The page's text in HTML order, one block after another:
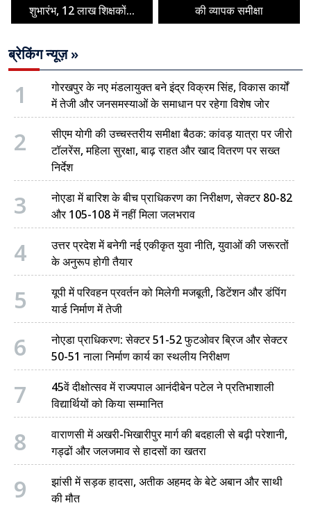
शुभारंभ, 12 लाख शिक्षकों...
की व्यापक समीक्षा
ब्रेकिंग न्यूज़ »
1
गोरखपुर के नए मंडलायुक्त बने इंद्र विक्रम सिंह, विकास कार्यों
में तेजी और जनसमस्याओं के समाधान पर रहेगा विशेष जोर
2
सीएम योगी की उच्चस्तरीय समीक्षा बैठक: कांवड़ यात्रा पर जीरो
टॉलरेंस, महिला सुरक्षा, बाढ़ राहत और खाद वितरण पर सख्त
निर्देश
3
नोएडा में बारिश के बीच प्राधिकरण का निरीक्षण, सेक्टर 80-82
और 105-108 में नहीं मिला जलभराव
4
उत्तर प्रदेश में बनेगी नई एकीकृत युवा नीति, युवाओं की जरूरतों
के अनुरूप होगी तैयार
5
यूपी में परिवहन प्रवर्तन को मिलेगी मजबूती, डिटेंशन और डंपिंग
यार्ड निर्माण में तेजी
6
नोएडा प्राधिकरण: सेक्टर 51-52 फुटओवर ब्रिज और सेक्टर
50-51 नाला निर्माण कार्य का स्थलीय निरीक्षण
7
45वें दीक्षोत्सव में राज्यपाल आनंदीबेन पटेल ने प्रतिभाशाली
विद्यार्थियों को किया सम्मानित
8
वाराणसी में अखरी-भिखारीपुर मार्ग की बदहाली से बढ़ी परेशानी,
गड्ढों और जलजमाव से हादसों का खतरा
9
झांसी में सड़क हादसा, अतीक अहमद के बेटे अबान और साथी
की मौत